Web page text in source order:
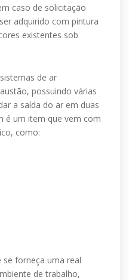
caso de solicitação
adquirido com pintura
existentes sob
de ar
possuindo várias
a saída do ar em duas
é um item que vem com
como:
se forneça uma real
de trabalho,